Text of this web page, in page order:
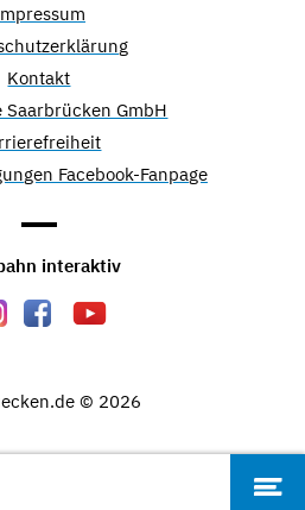
Kontakt
Saarbrücken GmbH
Facebook-Fanpage
interaktiv
© 2026